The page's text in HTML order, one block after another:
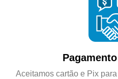
Aceitamos cartão e Pix